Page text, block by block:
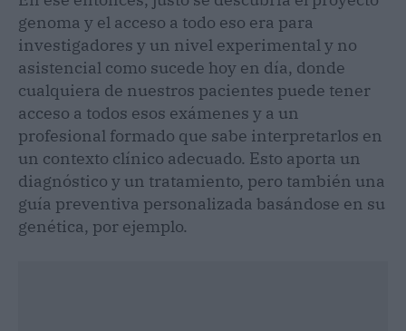
genoma y el acceso a todo eso era para
investigadores y un nivel experimental y no
asistencial como sucede hoy en día, donde
cualquiera de nuestros pacientes puede tener
acceso a todos esos exámenes y a un
profesional formado que sabe interpretarlos en
un contexto clínico adecuado. Esto aporta un
diagnóstico y un tratamiento, pero también una
guía preventiva personalizada basándose en su
genética, por ejemplo.